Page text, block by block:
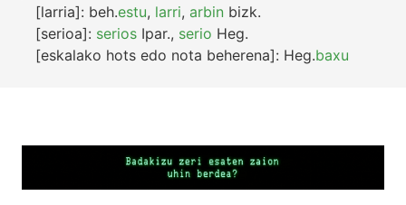
[larria]: beh.estu, larri,arbin bizk.
[serioa]: serios Ipar., serio Heg.
[eskalako hots edo nota beherena]: Heg.baxu